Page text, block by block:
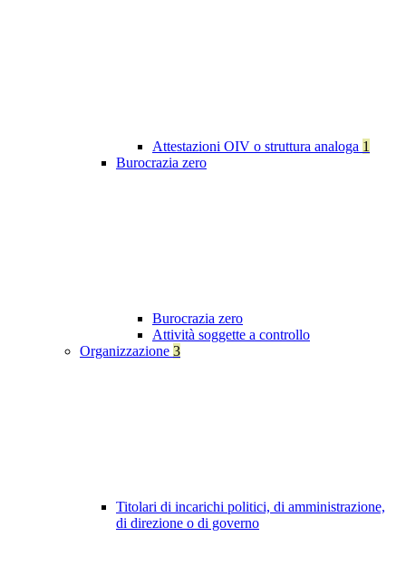
Attestazioni OIV o struttura analoga 1
Burocrazia zero
Burocrazia zero
Attività soggette a controllo
Organizzazione 3
Titolari di incarichi politici, di amministrazione,
di direzione o di governo